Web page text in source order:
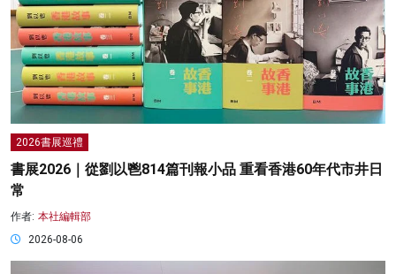
2026書展巡禮
書展2026｜從劉以鬯814篇刊報小品 重看香港60年代市井日
常
作者: 本社編輯部
2026-08-06